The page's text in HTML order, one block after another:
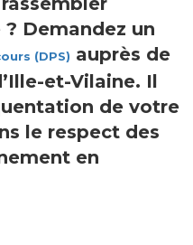
Demandez un
(DPS) auprès de
et-Vilaine. Il
de votre
le respect des
en